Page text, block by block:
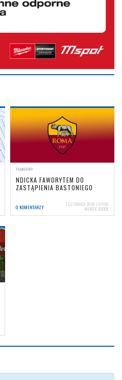
TRANSFERY
NDICKA FAWORYTEM DO
ZASTĄPIENIA BASTONIEGO
0 KOMENTARZY 1 CZERWCA 2026 | 07:00
MAREK SUDOŁ